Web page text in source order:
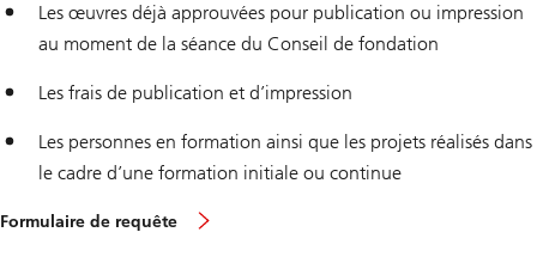
Les œuvres déjà approuvées pour publication ou impression
au moment de la séance du Conseil de fondation
Les frais de publication et d’impression
Les personnes en formation ainsi que les projets réalisés dans
le cadre d’une formation initiale ou continue
Formulaire de requête